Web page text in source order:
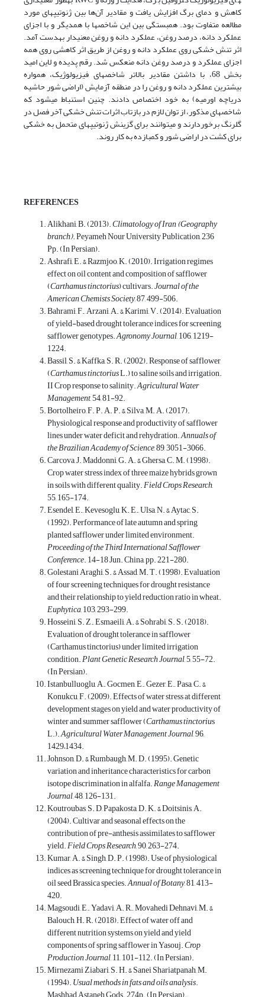
کاهش و دمای برگ افزایش یافت و مقادیر آن‌ها بین ژنوتیپ­های مورد
مطالعه متفاوت بود. همبستگی بین این شاخص­ها با همدیگر و با اجزای
عملکرد دانه، درصد روغن، عملکرد دانه و روغن معنی­دار به­دست آمد.
اثر تنش خشکی روی عملکرد دانه و روغن از طریق اثر کاهشی روی همه
اجزای عملکرد و درصد روغن دانه منعکس شد. رقم پدیده و لاین امید
بخش 68، با داشتن مقادیر بالاتر شاخص­های فیزیولوژیک، همواره
بیشترین عملکرد دانه و روغن را در منطقه آزمایش (اراضی شور حاشیه
دریاچه اورمیه) به خود اختصاص دادند. چنین استنباط می­شود که
شاخص­های مذکور، از توان لازم در بازتاب اثرات تنش خشکی آخر فصل در
گلرنگ برخوردارند و می­توانند برای گزینش ژنوتیپ­های متحمل به خشکی
برای کشت در اراضی شور و کم­بازده به­ کار روند.
REFERENCES
Alikhani, B. (2013).Climatology of Iran (Geography
branch). Peyameh Nour University Publication, 236
Pp. (In Persian).
Ashrafi, E. & Razmjoo, K. (2010). Irrigation regimes
effect on oil content and composition of safflower
(Carthamus tinctorius) cultivars.Journal of the
American Chemists Society, 87, 499-506.
Bahrami, F., Arzani, A. & Karimi, V. (2014). Evaluation
of yield-based drought tolerance indices for screening
safflower genotypes.Agronomy Journal, 106, 1219-
1224.
Bassil, S. & Kaffka, S. R. (2002). Response of safflower
(Carthamus tinctoriusL.) to saline soils and irrigation.
II Crop response to salinity.Agricultural Water
Management, 54, 81-92.
Bortolheiro, F. P. A. P. & Silva, M. A. (2017).
Physiological response and productivity of safflower
lines under water deficit and rehydration.Annuals of
the Brazilian Academy of Science, 89, 3051-3066.
Carcova, J. Maddonni, G. A. & Ghersa, C. M. (1998).
Crop water stress index of three maize hybrids grown
in soils with different quality.Field Crops Research,
55, 165-174.
Esendel, E., Kevesoglu, K. E., Ulsa, N. & Aytac, S.
(1992). Performance of late autumn and spring
planted safflower under limited environment.
Proceeding of the Third International Safflower
Conference. 14-18 Jun. China, pp. 221-280.
Golestani Araghi, S. & Assad, M. T. (1998). Evaluation
of four screening techniques for drought resistance
and their relationship to yield reduction ratio in wheat.
Euphytica, 103, 293-299.
Hosseini, S. Z., Esmaeili, A. & Sohrabi, S. S. (2018).
Evaluation of drought tolerance in safflower
(Carthamus tinctorius) under limited irrigation
condition.Plant Genetic Research Journal, 5, 55-72.
(In Persian).
Istanbulluoglu, A., Gocmen, E., Gezer, E., Pasa, C. &
Konukcu, F. (2009). Effects of water stress at different
development stages on yield and water productivity of
winter and summer safflower (Carthamus tinctorius
L.).Agricultural Water Management Journal, 96,
1429–1434.
Johnson, D. & Rumbaugh, M. D. (1995). Genetic
variation and inheritance characteristics for carbon
isotope discrimination in alfalfa.Range Management
Journal, 48, 126-131.
Koutroubas, S. D, Papakosta, D. K. & Doitsinis, A.
(2004). Cultivar and seasonal effects on the
contribution of pre-anthesis assimilates to safflower
yield.Field Crops Research, 90, 263-274.
Kumar, A. & Singh, D. P. (1998). Use of physiological
indices as screening technique for drought tolerance in
oil seed Brassica species.Annual of Botany, 81, 413-
420.
Magsoudi, E., Yadavi, A. R., Movahedi Dehnavi, M. &
Balouch, H. R. (2018). Effect of water off and
different nutrition systems on yield and yield
components of spring safflower in Yasouj.Crop
Production Journal, 11, 101-112. (In Persian).
Mirnezami Ziabari, S. H. & Sanei Shariatpanah, M.
(1994).Usual methods in fats and oils analysis.